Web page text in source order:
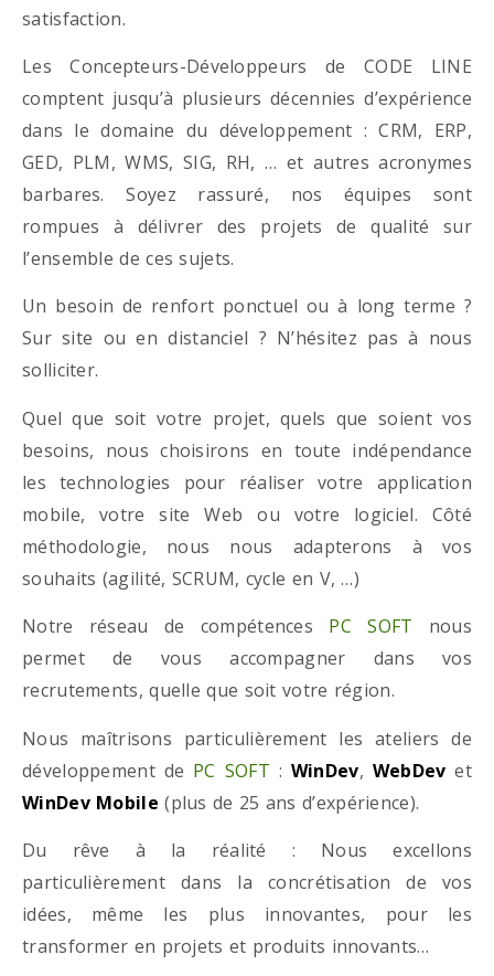
satisfaction.
Les Concepteurs-Développeurs de CODE LINE
comptent jusqu’à plusieurs décennies d’expérience
dans le domaine du développement : CRM, ERP,
GED, PLM, WMS, SIG, RH, … et autres acronymes
barbares. Soyez rassuré, nos équipes sont
rompues à délivrer des projets de qualité sur
l’ensemble de ces sujets.
Un besoin de renfort ponctuel ou à long terme ?
Sur site ou en distanciel ? N’hésitez pas à nous
solliciter.
Quel que soit votre projet, quels que soient vos
besoins, nous choisirons en toute indépendance
les technologies pour réaliser votre application
mobile, votre site Web ou votre logiciel. Côté
méthodologie, nous nous adapterons à vos
souhaits (agilité, SCRUM, cycle en V, …)
Notre réseau de compétences PC SOFT nous
permet de vous accompagner dans vos
recrutements, quelle que soit votre région.
Nous maîtrisons particulièrement les ateliers de
développement de PC SOFT : WinDev, WebDev et
WinDev Mobile (plus de 25 ans d’expérience).
Du rêve à la réalité : Nous excellons
particulièrement dans la concrétisation de vos
idées, même les plus innovantes, pour les
transformer en projets et produits innovants…